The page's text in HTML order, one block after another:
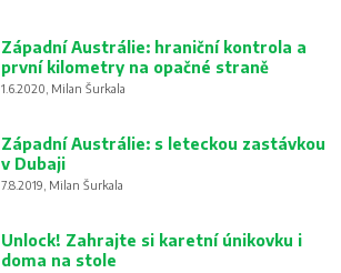
Západní Austrálie: hraniční kontrola a
první kilometry na opačné straně
1.6.2020, Milan Šurkala
Západní Austrálie: s leteckou zastávkou
v Dubaji
7.8.2019, Milan Šurkala
Unlock! Zahrajte si karetní únikovku i
doma na stole